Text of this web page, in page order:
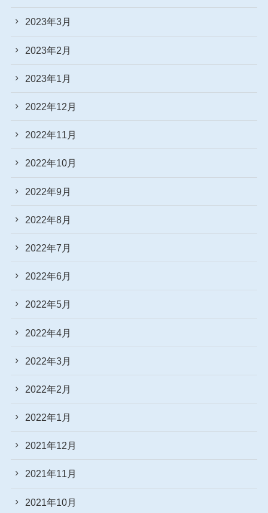
2023年3月
2023年2月
2023年1月
2022年12月
2022年11月
2022年10月
2022年9月
2022年8月
2022年7月
2022年6月
2022年5月
2022年4月
2022年3月
2022年2月
2022年1月
2021年12月
2021年11月
2021年10月